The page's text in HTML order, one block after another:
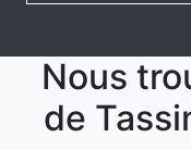
Nous
de